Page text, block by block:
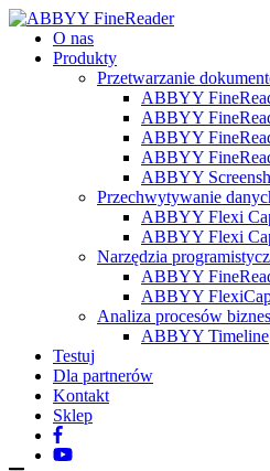
O nas
Produkty
Przetwarzanie
ABBYY
ABBYY
ABBYY
ABBYY
ABBYY
Przechwytywanie
ABBYY Flexi
ABBYY Flexi
Narzędzia
ABBYY
ABBYY
Analiza procesów
ABBYY Timeline
Testuj
Dla partnerów
Kontakt
Sklep